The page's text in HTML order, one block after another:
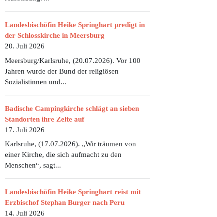
ODER DOCH MIT SPECK? JEDER KONNTE SEINEN
Landesbischöfin Heike Springhart predigt in
der Schlosskirche in Meersburg
20. Juli 2026
Meersburg/Karlsruhe, (20.07.2026). Vor 100
Jahren wurde der Bund der religiösen
Sozialistinnen und...
Badische Campingkirche schlägt an sieben
Standorten ihre Zelte auf
17. Juli 2026
Karlsruhe, (17.07.2026). „Wir träumen von
einer Kirche, die sich aufmacht zu den
Menschen“, sagt...
Landesbischöfin Heike Springhart reist mit
Erzbischof Stephan Burger nach Peru
14. Juli 2026